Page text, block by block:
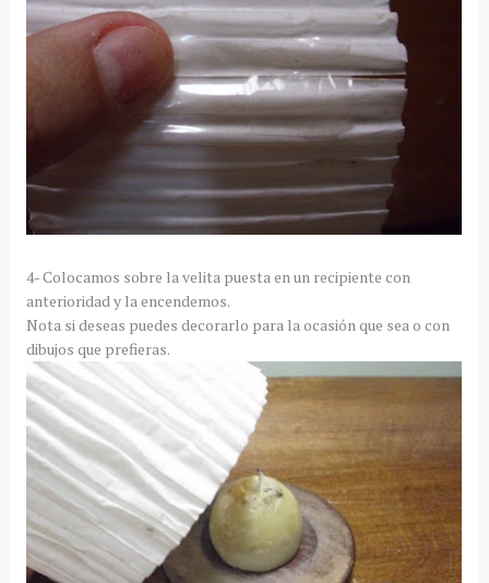
4- Colocamos sobre la velita puesta en un recipiente con
anterioridad y la encendemos.
Nota si deseas puedes decorarlo para la ocasión que sea o con
dibujos que prefieras.